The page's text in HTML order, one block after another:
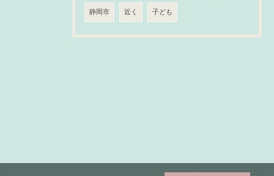
静岡市 近く 子ども